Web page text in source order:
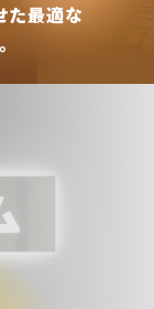
た最適な